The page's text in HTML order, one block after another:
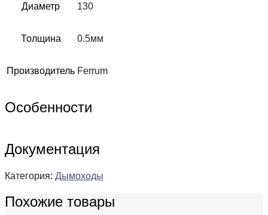
Диаметр 130
Толщина 0.5мм
Производитель Ferrum
Особенности
Документация
Категория: Дымоходы
Похожие товары